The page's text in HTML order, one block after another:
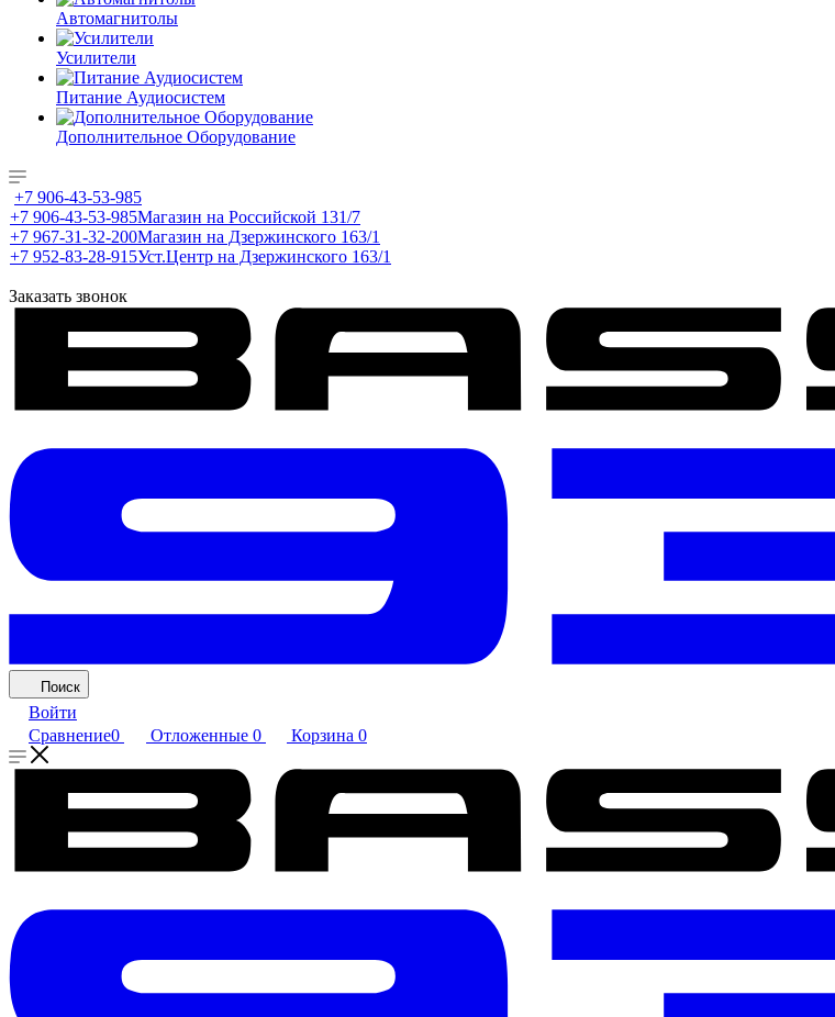
Автомагнитолы
Усилители
Питание Аудиосистем
Дополнительное Оборудование
+7 906-43-53-985
+7 906-43-53-985Магазин на Российской 131/7
+7 967-31-32-200Магазин на Дзержинского 163/1
+7 952-83-28-915Уст.Центр на Дзержинского 163/1
Заказать звонок
Поиск
Войти
Сравнение0 Отложенные 0 Корзина 0